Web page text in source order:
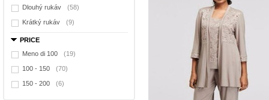
Dlouhý rukáv (58)
Krátký rukáv (9)
PRICE
Meno di 100
(19)
100 - 150 (70)
150 - 200 (6)